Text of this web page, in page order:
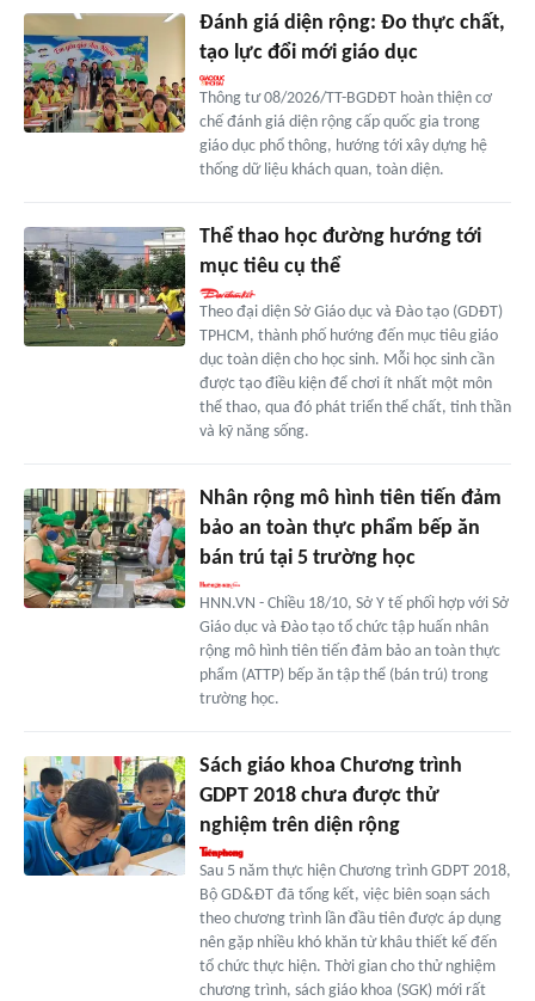
Đánh giá diện rộng: Đo thực chất,
tạo lực đổi mới giáo dục
Thông tư 08/2026/TT-BGDĐT hoàn thiện cơ
chế đánh giá diện rộng cấp quốc gia trong
giáo dục phổ thông, hướng tới xây dựng hệ
thống dữ liệu khách quan, toàn diện.
Thể thao học đường hướng tới
mục tiêu cụ thể
Theo đại diện Sở Giáo dục và Đào tạo (GDĐT)
TPHCM, thành phố hướng đến mục tiêu giáo
dục toàn diện cho học sinh. Mỗi học sinh cần
được tạo điều kiện để chơi ít nhất một môn
thể thao, qua đó phát triển thể chất, tinh thần
và kỹ năng sống.
Nhân rộng mô hình tiên tiến đảm
bảo an toàn thực phẩm bếp ăn
bán trú tại 5 trường học
HNN.VN - Chiều 18/10, Sở Y tế phối hợp với Sở
Giáo dục và Đào tạo tổ chức tập huấn nhân
rộng mô hình tiên tiến đảm bảo an toàn thực
phẩm (ATTP) bếp ăn tập thể (bán trú) trong
trường học.
Sách giáo khoa Chương trình
GDPT 2018 chưa được thử
nghiệm trên diện rộng
Sau 5 năm thực hiện Chương trình GDPT 2018,
Bộ GD&ĐT đã tổng kết, việc biên soạn sách
theo chương trình lần đầu tiên được áp dụng
nên gặp nhiều khó khăn từ khâu thiết kế đến
tổ chức thực hiện. Thời gian cho thử nghiệm
chương trình, sách giáo khoa (SGK) mới rất